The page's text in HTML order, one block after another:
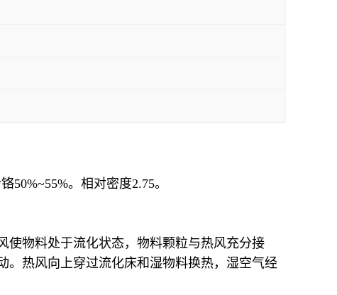
。相对密度2.75。
使物料处于流化状态，物料颗粒与热风充分接
。热风向上穿过流化床和湿物料换热，湿空气经